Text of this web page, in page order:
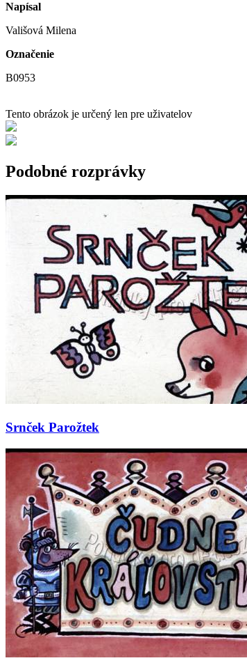
Napísal
Vališová Milena
Označenie
B0953
Tento obrázok je určený len pre uživatelov
Podobné rozprávky
Srnček Parožtek